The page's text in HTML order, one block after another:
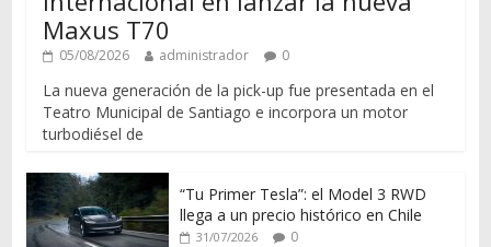
Maxus T70
05/08/2026 administrador 0
La nueva generación de la pick-up fue presentada en el
Teatro Municipal de Santiago e incorpora un motor
turbodiésel de
“Tu Primer Tesla”: el Model 3 RWD
llega a un precio histórico en Chile
31/07/2026 0